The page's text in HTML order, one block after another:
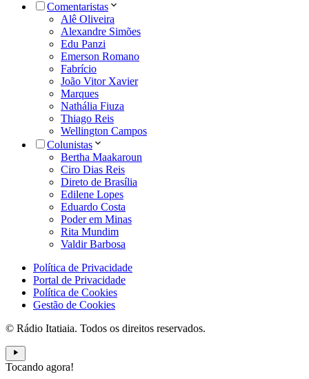
Comentaristas
Alê Oliveira
Alexandre Simões
Edu Panzi
Emerson Romano
Fabrício
João Vitor Xavier
Marques
Nathália Fiuza
Thiago Reis
Wellington Campos
Colunistas
Bertha Maakaroun
Ciro Dias Reis
Direto de Brasília
Edilene Lopes
Eduardo Costa
Poder em Minas
Rita Mundim
Valdir Barbosa
Política de Privacidade
Portal de Privacidade
Política de Cookies
Gestão de Cookies
© Rádio Itatiaia. Todos os direitos reservados.
Tocando agora!